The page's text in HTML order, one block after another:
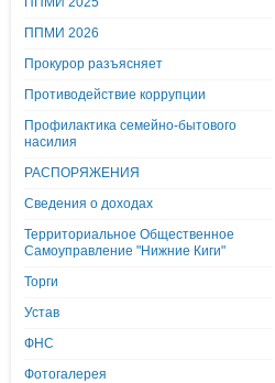
ППМИ 2026
Прокурор разъясняет
Противодействие коррупции
Профилактика семейно-бытового
насилия
РАСПОРЯЖЕНИЯ
Сведения о доходах
Территориальное Общественное
Самоуправление "Нижние Киги"
Торги
Устав
ФНС
Фотогалерея